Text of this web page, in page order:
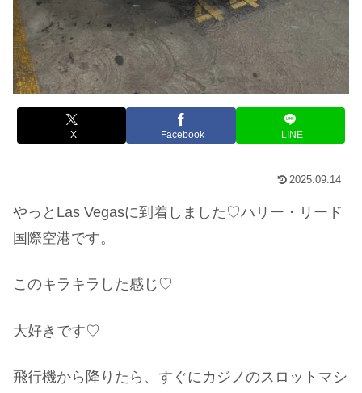
X Facebook LINE
2025.09.14
やっとLas Vegasに到着しました♡ハリー・リード
国際空港です。
このキラキラした感じ♡
大好きです♡
飛行機から降りたら、すぐにカジノのスロットマシ